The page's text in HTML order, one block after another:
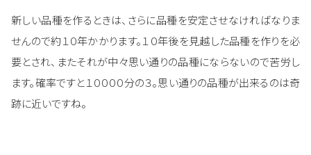
新しい品種を作るときは、さらに品種を安定させなければなりま
せんので約１０年かかります。１０年後を見越した品種を作りを必
要とされ、またそれが中々思い通りの品種にならないので苦労し
ます。確率ですと１００００分の３。思い通りの品種が出来るのは奇
跡に近いですね。